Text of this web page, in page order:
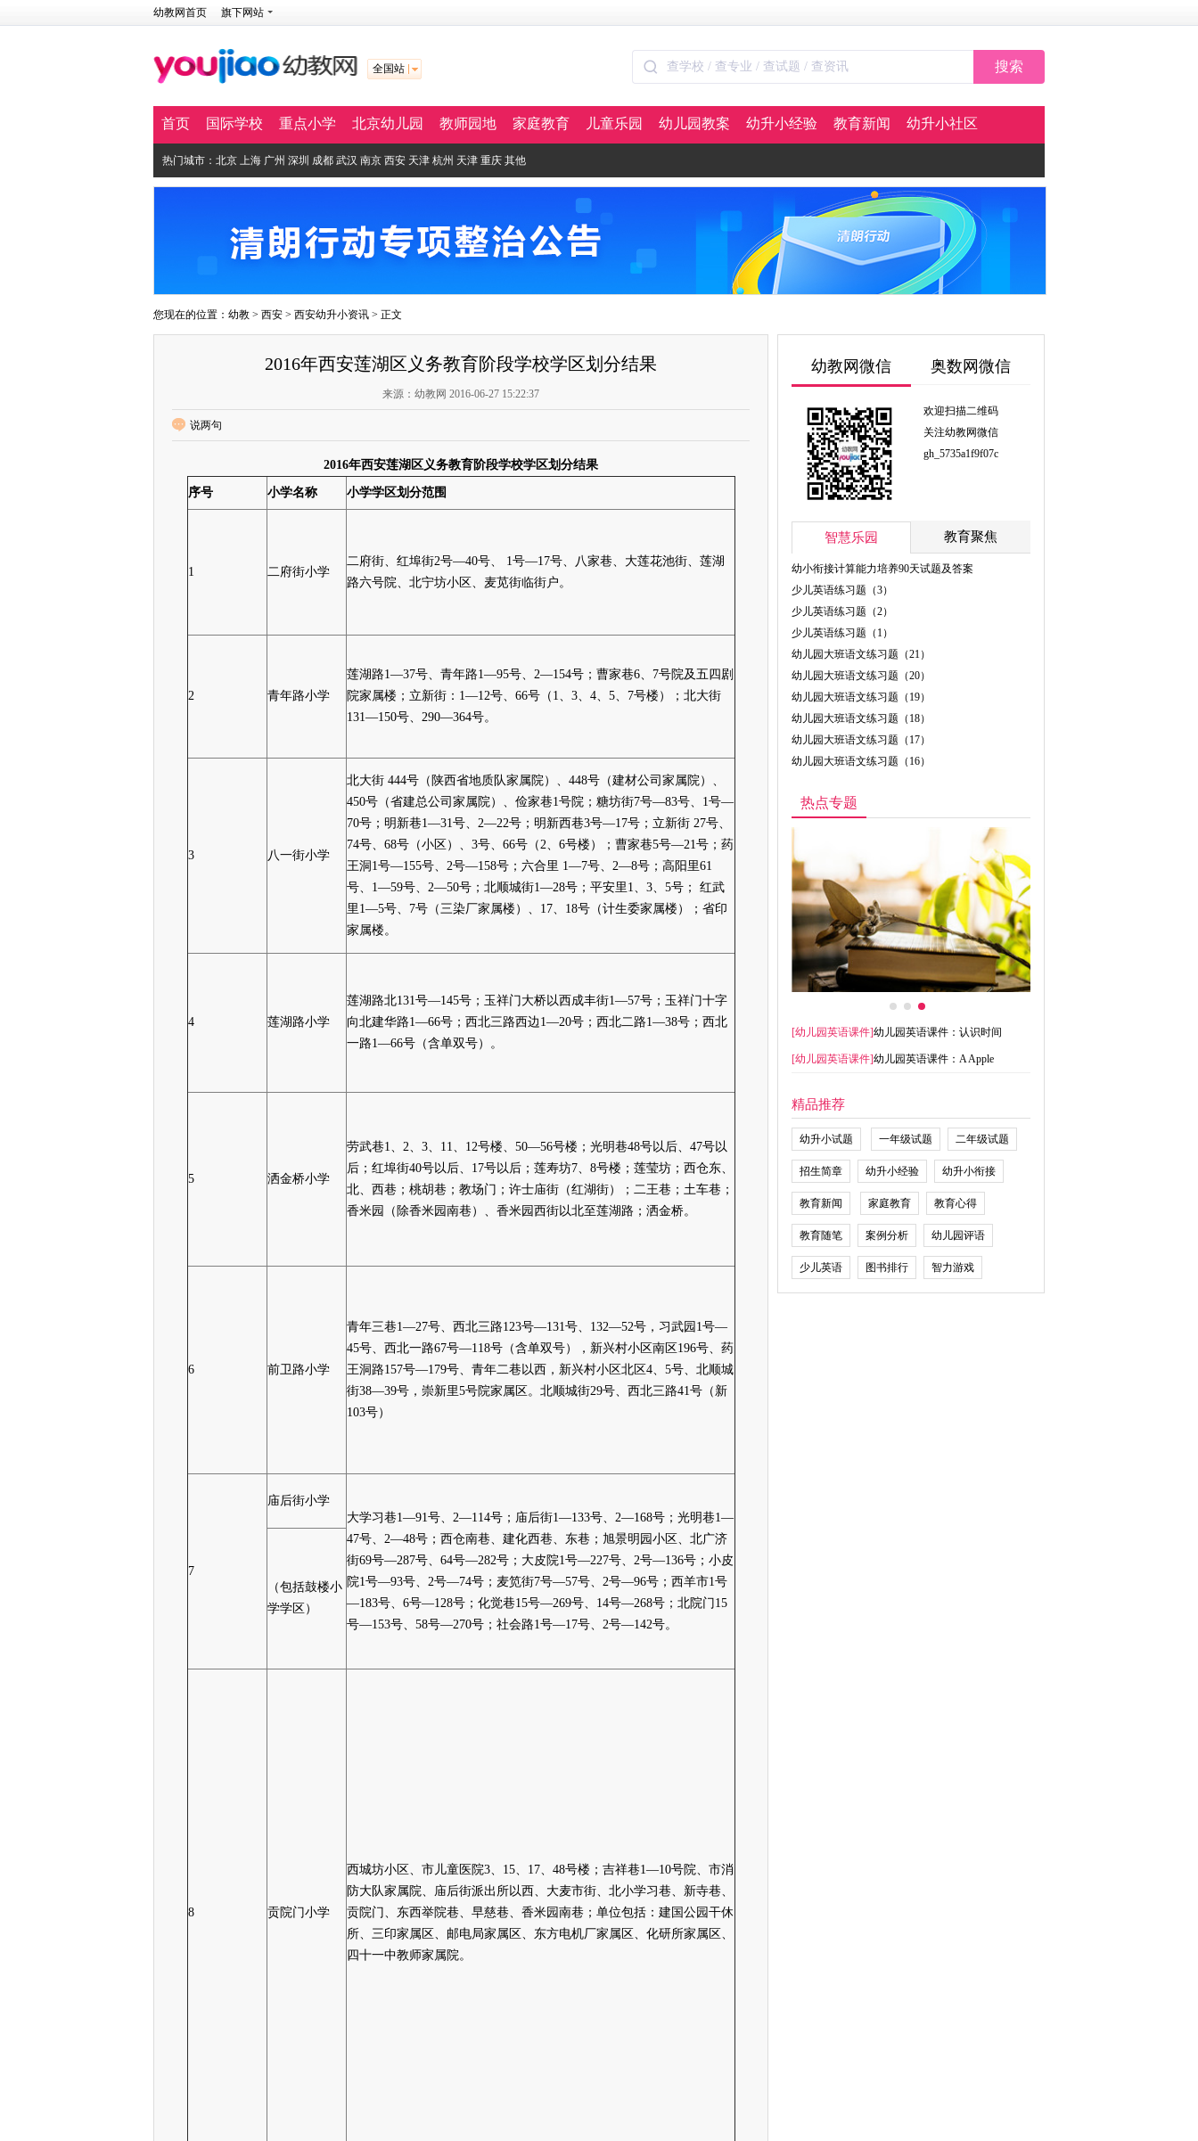
幼教网首页 旗下网站
全国站 搜索
首页 国际学校 重点小学 北京幼儿园 教师园地 家庭教育 儿童乐园 幼儿园教案 幼升小经验 教育新闻 幼升小社区
热门城市： 北京 上海 广州 深圳 成都 武汉 南京 西安 天津 杭州 天津 重庆 其他
您现在的位置： 幼教 > 西安 > 西安幼升小资讯 > 正文
2016年西安莲湖区义务教育阶段学校学区划分结果
来源：幼教网 2016-06-27 15:22:37
说两句
2016年西安莲湖区义务教育阶段学校学区划分结果
序号 小学名称 小学学区划分范围
1 二府街小学
二府街、红埠街2号—40号、 1号—17号、八家巷、大莲花池街、莲湖
路六号院、北宁坊小区、麦苋街临街户。
2 青年路小学
莲湖路1—37号、青年路1—95号、2—154号；曹家巷6、7号院及五四剧
院家属楼；立新街：1—12号、66号（1、3、4、5、7号楼）；北大街
131—150号、290—364号。
3 八一街小学
北大街 444号（陕西省地质队家属院）、448号（建材公司家属院）、
450号（省建总公司家属院）、俭家巷1号院；糖坊街7号—83号、1号—
70号；明新巷1—31号、2—22号；明新西巷3号—17号；立新街 27号、
74号、68号（小区）、3号、66号（2、6号楼）；曹家巷5号—21号；药
王洞1号—155号、2号—158号；六合里 1—7号、2—8号；高阳里61
号、1—59号、2—50号；北顺城街1—28号；平安里1、3、5号； 红武
里1—5号、7号（三染厂家属楼）、17、18号（计生委家属楼）；省印
家属楼。
4 莲湖路小学
莲湖路北131号—145号；玉祥门大桥以西成丰街1—57号；玉祥门十字
向北建华路1—66号；西北三路西边1—20号；西北二路1—38号；西北
一路1—66号（含单双号）。
5 洒金桥小学
劳武巷1、2、3、11、12号楼、50—56号楼；光明巷48号以后、47号以
后；红埠街40号以后、17号以后；莲寿坊7、8号楼；莲莹坊；西仓东、
北、西巷；桃胡巷；教场门；许士庙街（红湖街）；二王巷；土车巷；
香米园（除香米园南巷）、香米园西街以北至莲湖路；洒金桥。
6 前卫路小学
青年三巷1—27号、西北三路123号—131号、132—52号，习武园1号—
45号、西北一路67号—118号（含单双号），新兴村小区南区196号、药
王洞路157号—179号、青年二巷以西，新兴村小区北区4、5号、北顺城
街38—39号，崇新里5号院家属区。北顺城街29号、西北三路41号（新
103号）
7
庙后街小学
大学习巷1—91号、2—114号；庙后街1—133号、2—168号；光明巷1—
47号、2—48号；西仓南巷、建化西巷、东巷；旭景明园小区、北广济
街69号—287号、64号—282号；大皮院1号—227号、2号—136号；小皮
院1号—93号、2号—74号；麦笕街7号—57号、2号—96号；西羊市1号
—183号、6号—128号；化觉巷15号—269号、14号—268号；北院门15
号—153号、58号—270号；社会路1号—17号、2号—142号。
（包括鼓楼小
学学区）
8 贡院门小学
西城坊小区、市儿童医院3、15、17、48号楼；吉祥巷1—10号院、市消
防大队家属院、庙后街派出所以西、大麦市街、北小学习巷、新寺巷、
贡院门、东西举院巷、早慈巷、香米园南巷；单位包括：建国公园干休
所、三印家属区、邮电局家属区、东方电机厂家属区、化研所家属区、
四十一中教师家属院。
幼教网微信 奥数网微信
欢迎扫描二维码
关注幼教网微信
gh_5735a1f9f07c
智慧乐园 教育聚焦
幼小衔接计算能力培养90天试题及答案
少儿英语练习题（3）
少儿英语练习题（2）
少儿英语练习题（1）
幼儿园大班语文练习题（21）
幼儿园大班语文练习题（20）
幼儿园大班语文练习题（19）
幼儿园大班语文练习题（18）
幼儿园大班语文练习题（17）
幼儿园大班语文练习题（16）
热点专题
[幼儿园英语课件]幼儿园英语课件：认识时间
[幼儿园英语课件]幼儿园英语课件：A Apple
精品推荐
幼升小试题 一年级试题 二年级试题
招生简章 幼升小经验 幼升小衔接
教育新闻 家庭教育 教育心得
教育随笔 案例分析 幼儿园评语
少儿英语 图书排行 智力游戏